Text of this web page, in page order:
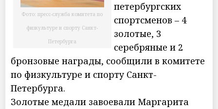
Фото: пресс-служба комитета по
физкультуре и спорту Санкт-
Петербурга
петербургских
спортсменов – 4
золотые, 3
серебряные и 2
бронзовые награды, сообщили в комитете
по физкультуре и спорту Санкт-
Петербурга.
Золотые медали завоевали Маргарита